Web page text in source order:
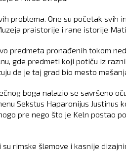
problema. One su početak svih
praistorije i rane istorije
predmeta pronađenih tokom
gde predmeti koji potiču iz
da je taj grad bio mesto
boga nalazio se savršeno
Sekstus Haparonijus Justinus
pre nego što je Keln postao
rimske šlemove i kasnije